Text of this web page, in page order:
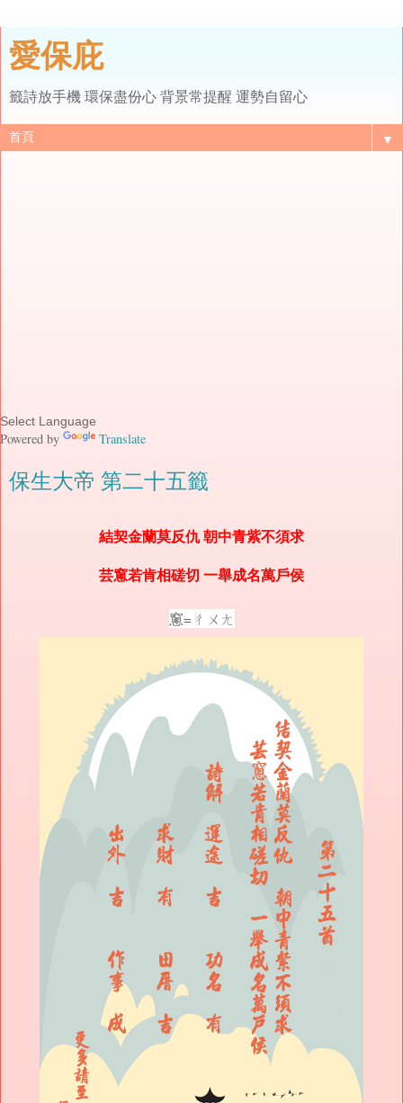
愛保庇
籤詩放手機 環保盡份心 背景常提醒 運勢自留心
▼
Powered by Translate
保生大帝 第二十五籤
結契金蘭莫反仇 朝中青紫不須求
芸窻若肯相磋切 一舉成名萬戶侯
窻=ㄔㄨㄤ